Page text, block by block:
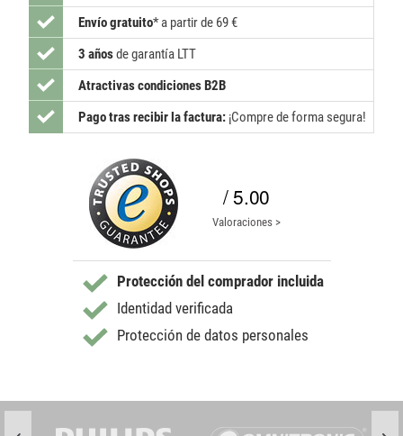
Envío gratuito* a partir de 69 €
3 añosde garantía LTT
Atractivas condiciones B2B
Pago tras recibir la factura: ¡Compre de forma segura!
/ 5.00
Valoraciones >
Protección del comprador incluida
Identidad verificada
Protección de datos personales